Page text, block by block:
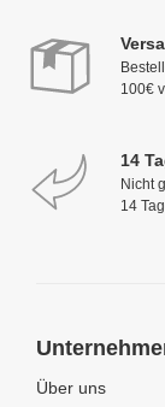
100€
14
Nicht
14
Über uns